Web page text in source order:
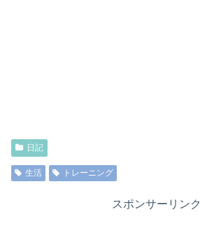
日記
生活 トレーニング
スポンサーリンク